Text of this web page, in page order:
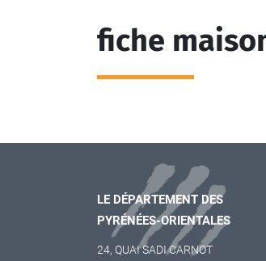
fiche
LE DÉPARTEMENT DES
PYRÉNÉES-ORIENTALES
24, QUAI SADI CARNOT